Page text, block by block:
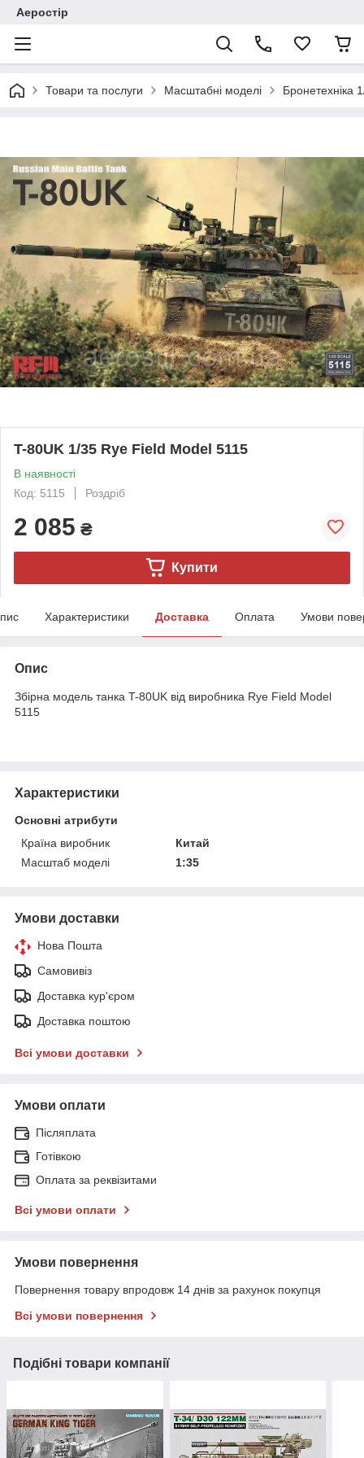
Аеростір
Товари та послуги Масштабні моделі Бронетехніка
T-80UK 1/35 Rye Field Model 5115
В наявності
Код: 5115
Роздріб
2 085 ₴
Купити
Характеристики Доставка Оплата Умови
Опис
Збірна модель танка T-80UK від виробника Rye Field Model
5115
Характеристики
Основні атрибути
Країна виробник
Китай
Масштаб моделі
1:35
Умови доставки
Нова Пошта
Самовивіз
Доставка кур'єром
Доставка поштою
Всі умови доставки
Умови оплати
Післяплата
Готівкою
Оплата за реквізитами
Всі умови оплати
Умови повернення
Повернення товару впродовж 14 днів за рахунок покупця
Всі умови повернення
Подібні товари компанії